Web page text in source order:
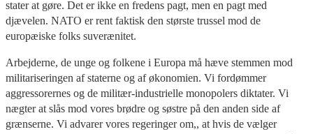
stater at gøre. Det er ikke en fredens pagt, men en pagt med
djævelen. NATO er rent faktisk den største trussel mod de
europæiske folks suverænitet.
Arbejderne, de unge og folkene i Europa må hæve stemmen mod
militariseringen af staterne og af økonomien. Vi fordømmer
aggressorernes og de militær-industrielle monopolers diktater. Vi
nægter at slås mod vores brødre og søstre på den anden side af
grænserne. Vi advarer vores regeringer om,, at hvis de vælger